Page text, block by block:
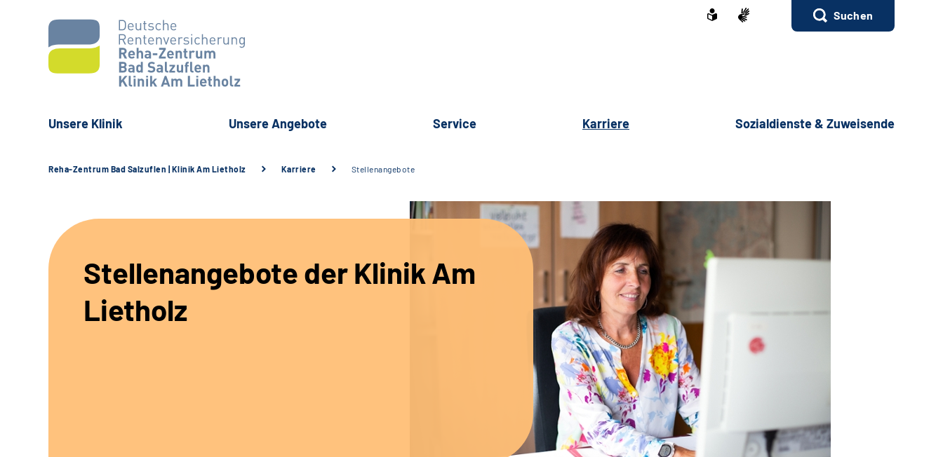
Suchen
Unsere Klinik Unsere Angebote Service Karriere Sozialdienste & Zuweisende
Reha-Zentrum Bad Salzuflen | Klinik Am Lietholz Karriere Stellenangebote
Stellenangebote der Klinik Am
Lietholz